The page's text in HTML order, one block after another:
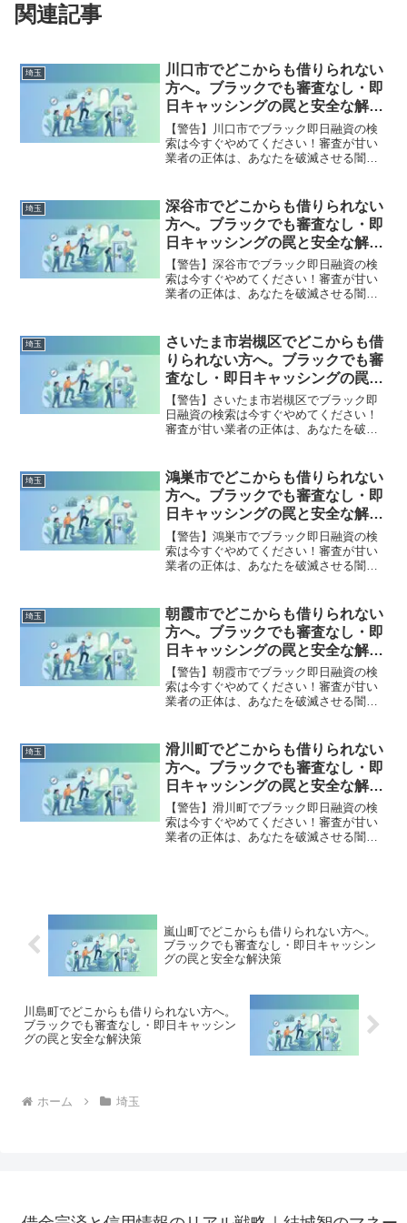
関連記事
埼玉
川口市でどこからも借りられない
方へ。ブラックでも審査なし・即
日キャッシングの罠と安全な解決
策
【警告】川口市でブラック即日融資の検
索は今すぐやめてください！審査が甘い
業者の正体は、あなたを破滅させる闇金
市で違法業者を避け、借金地獄から抜け
出した方々の実体験と確実な解決策を完
全公開。
埼玉
深谷市でどこからも借りられない
方へ。ブラックでも審査なし・即
日キャッシングの罠と安全な解決
策
【警告】深谷市でブラック即日融資の検
索は今すぐやめてください！審査が甘い
業者の正体は、あなたを破滅させる闇金
市で違法業者を避け、借金地獄から抜け
出した方々の実体験と確実な解決策を完
全公開。
埼玉
さいたま市岩槻区でどこからも借
りられない方へ。ブラックでも審
査なし・即日キャッシングの罠と
安全な解決策
【警告】さいたま市岩槻区でブラック即
日融資の検索は今すぐやめてください！
審査が甘い業者の正体は、あなたを破滅
です。さいたま市岩槻区で違法業者を避
け、借金地獄から抜け出した方々の実体
験と確実な解決策を完全公開。
埼玉
鴻巣市でどこからも借りられない
方へ。ブラックでも審査なし・即
日キャッシングの罠と安全な解決
策
【警告】鴻巣市でブラック即日融資の検
索は今すぐやめてください！審査が甘い
業者の正体は、あなたを破滅させる闇金
市で違法業者を避け、借金地獄から抜け
出した方々の実体験と確実な解決策を完
全公開。
埼玉
朝霞市でどこからも借りられない
方へ。ブラックでも審査なし・即
日キャッシングの罠と安全な解決
策
【警告】朝霞市でブラック即日融資の検
索は今すぐやめてください！審査が甘い
業者の正体は、あなたを破滅させる闇金
市で違法業者を避け、借金地獄から抜け
出した方々の実体験と確実な解決策を完
全公開。
埼玉
滑川町でどこからも借りられない
方へ。ブラックでも審査なし・即
日キャッシングの罠と安全な解決
策
【警告】滑川町でブラック即日融資の検
索は今すぐやめてください！審査が甘い
業者の正体は、あなたを破滅させる闇金
嵐山町でどこからも借りられない方へ。
ブラックでも審査なし・即日キャッシン
グの罠と安全な解決策
川島町でどこからも借りられない方へ。
ブラックでも審査なし・即日キャッシン
グの罠と安全な解決策
ホーム 埼玉